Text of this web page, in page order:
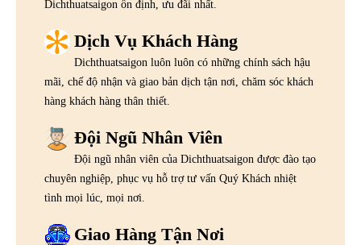
Dichthuatsaigon ổn định, ưu đãi nhất.
Dịch Vụ Khách Hàng
Dichthuatsaigon luôn luôn có những chính sách hậu
mãi, chế độ nhận và giao bản dịch tận nơi, chăm sóc khách
hàng khách hàng thân thiết.
Đội Ngũ Nhân Viên
Đội ngũ nhân viên của Dichthuatsaigon được đào tạo
chuyên nghiệp, phục vụ hỗ trợ tư vấn Quý Khách nhiệt
tình mọi lúc, mọi nơi.
Giao Hàng Tận Nơi